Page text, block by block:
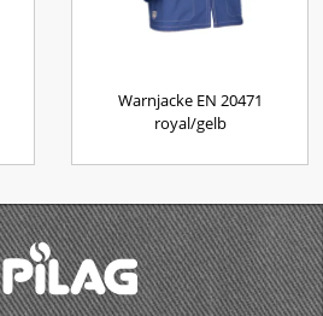
Warnjacke EN 20471
royal/gelb